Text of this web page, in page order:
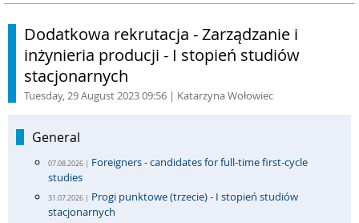
Dodatkowa rekrutacja - Zarządzanie i
inżynieria producji - I stopień studiów
stacjonarnych
Tuesday, 29 August 2023 09:56 | Katarzyna Wołowiec
General
07.08.2026 | Foreigners - candidates for full-time first-cycle
studies
31.07.2026 | Progi punktowe (trzecie) - I stopień studiów
stacjonarnych